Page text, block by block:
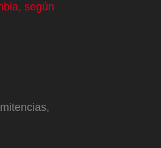
según